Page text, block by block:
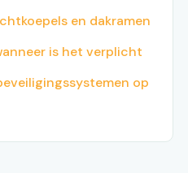
en dakramen
is het verplicht
op